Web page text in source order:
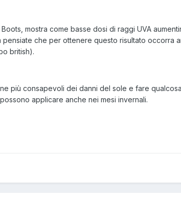
mostra come basse dosi di raggi UVA
che per ottenere questo risultato occorra
british).
più consapevoli dei danni del sole e fare
applicare anche nei mesi invernali.